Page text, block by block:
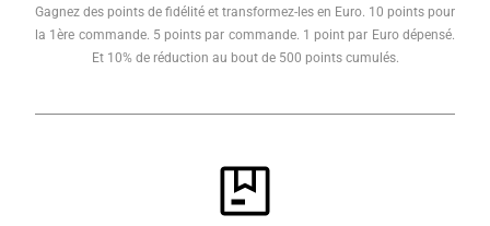
Gagnez des points de fidélité et transformez-les en Euro. 10 points pour
la 1ère commande. 5 points par commande. 1 point par Euro dépensé.
Et 10% de réduction au bout de 500 points cumulés.